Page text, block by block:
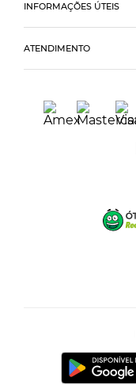
INFORMAÇÕES ÚTEIS
ATENDIMENTO